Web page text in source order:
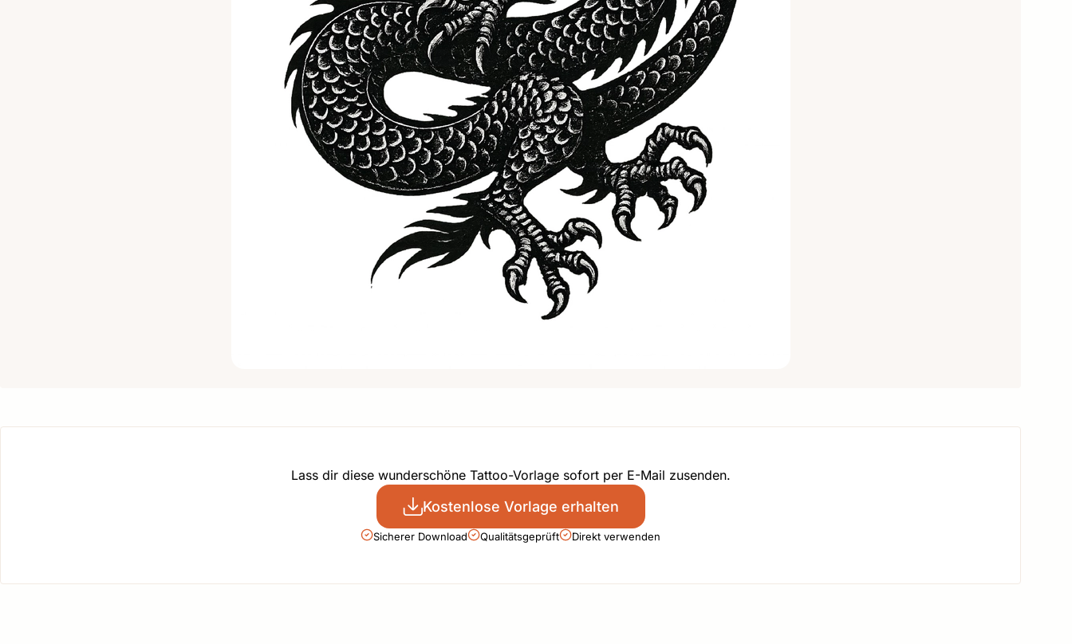
Lass dir diese wunderschöne Tattoo-Vorlage sofort per E-Mail zusenden.
Kostenlose Vorlage erhalten
Sicherer Download Qualitätsgeprüft Direkt verwenden